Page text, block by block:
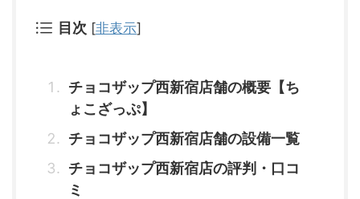
目次 [非表示]
チョコザップ西新宿店舗の概要【ち
ょこざっぷ】
チョコザップ西新宿店舗の設備一覧
チョコザップ西新宿店の評判・口コ
ミ